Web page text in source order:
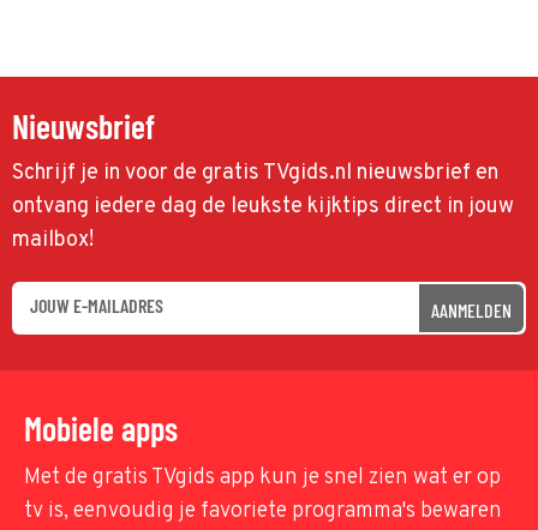
Nieuwsbrief
Schrijf je in voor de gratis TVgids.nl nieuwsbrief en
ontvang iedere dag de leukste kijktips direct in jouw
mailbox!
AANMELDEN
Mobiele apps
Met de gratis TVgids app kun je snel zien wat er op
tv is, eenvoudig je favoriete programma's bewaren